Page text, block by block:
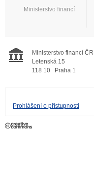
Ministerstvo financí
Ministerstvo financí ČR
Letenská 15
118 10
Praha 1
Prohlášení o přístupnosti